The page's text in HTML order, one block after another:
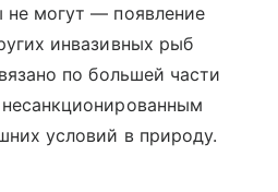
не могут — появление
инвазивных рыб
по большей части
условий в природу.